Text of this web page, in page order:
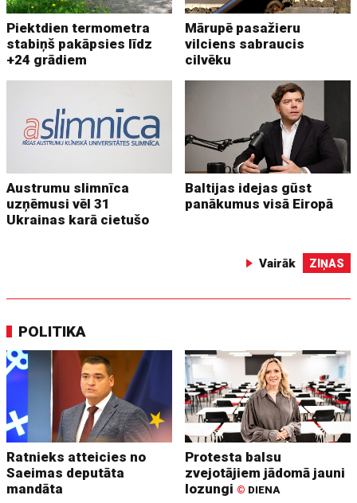
Piektdien termometra
stabiņš pakāpsies līdz
+24 grādiem
Mārupē pasažieru
vilciens sabraucis
cilvēku
Austrumu slimnīca
uzņēmusi vēl 31
Ukrainas karā cietušo
Baltijas idejas gūst
panākumus visā Eiropā
Vairāk ZIŅAS
POLITIKA
Ratnieks atteicies no
Saeimas deputāta
mandāta
Protesta balsu
zvejotājiem jādomā jauni
lozungi © DIENA